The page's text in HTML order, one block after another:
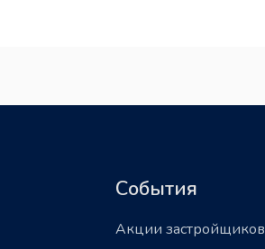
События
Акции застройщиков